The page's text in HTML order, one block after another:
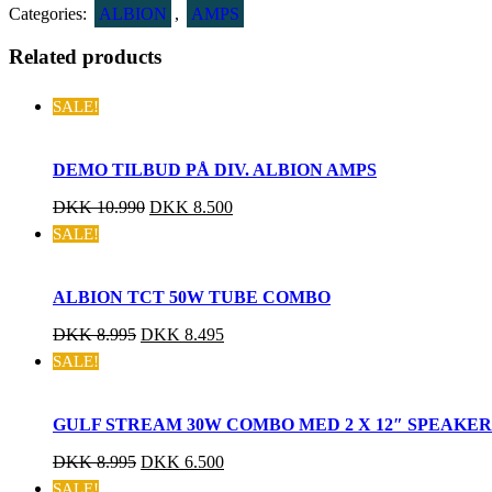
Categories: ALBION , AMPS
Related products
SALE!
DEMO TILBUD PÅ DIV. ALBION AMPS
DKK10.990 DKK 8.500
SALE!
ALBION TCT 50W TUBE COMBO
DKK8.995 DKK 8.495
SALE!
GULF STREAM 30W COMBO MED 2 X 12″
DKK8.995 DKK 6.500
SALE!